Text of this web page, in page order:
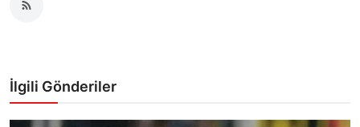
İlgili Gönderiler